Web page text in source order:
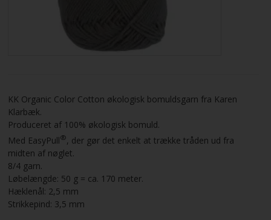
SØGNING
KUNDECENTER
FAVORIT
FORTRYD DIT KØB
KK Organic Color Cotton økologisk bomuldsgarn fra Karen
Klarbæk.
Produceret af 100% økologisk bomuld.
Med EasyPull®, der gør det enkelt at trække tråden ud fra
midten af nøglet.
8/4 garn.
Løbelængde: 50 g = ca. 170 meter.
Hæklenål: 2,5 mm
Strikkepind: 3,5 mm